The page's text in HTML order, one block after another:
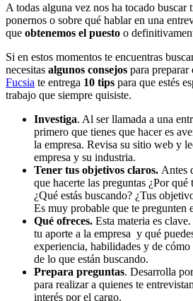
A todas alguna vez nos ha tocado buscar
ponernos o sobre qué hablar en una
que obtenemos el puesto o
Si en estos momentos te encuentras
necesitas algunos consejos para preparar
Fucsia te entrega 10 tips para que estés
trabajo que siempre quisiste.
Investiga. Al ser llamada a una
primero que tienes que hacer es
la empresa. Revisa su sitio web y
empresa y su industria.
Tener tus objetivos claros. Antes
que hacerte las preguntas ¿Por qué
¿Qué estás buscando? ¿Tus
Es muy probable que te pregunten
Qué ofreces. Esta materia es
tu aporte a la empresa y qué
experiencia, habilidades y de cómo
de lo que están buscando.
Prepara preguntas. Desarrolla
para realizar a quienes te
interés por el cargo.